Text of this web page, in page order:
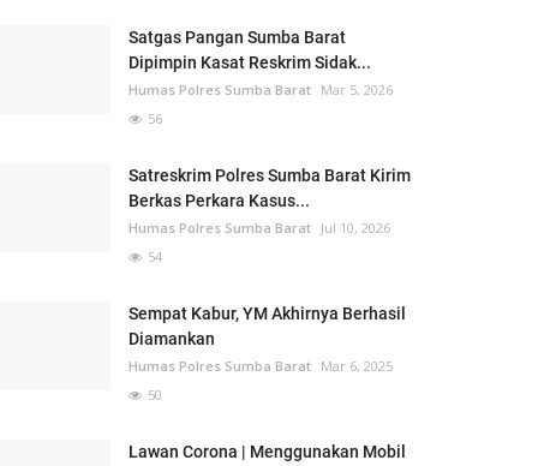
Satgas Pangan Sumba Barat
Dipimpin Kasat Reskrim Sidak...
Humas Polres Sumba Barat Mar 5, 2026
56
Satreskrim Polres Sumba Barat Kirim
Berkas Perkara Kasus...
Humas Polres Sumba Barat Jul 10, 2026
54
Sempat Kabur, YM Akhirnya Berhasil
Diamankan
Humas Polres Sumba Barat Mar 6, 2025
50
Lawan Corona | Menggunakan Mobil